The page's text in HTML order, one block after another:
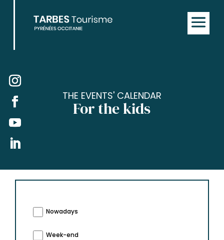
THE EVENTS' CALENDAR
For the kids
Nowadays
Week-end